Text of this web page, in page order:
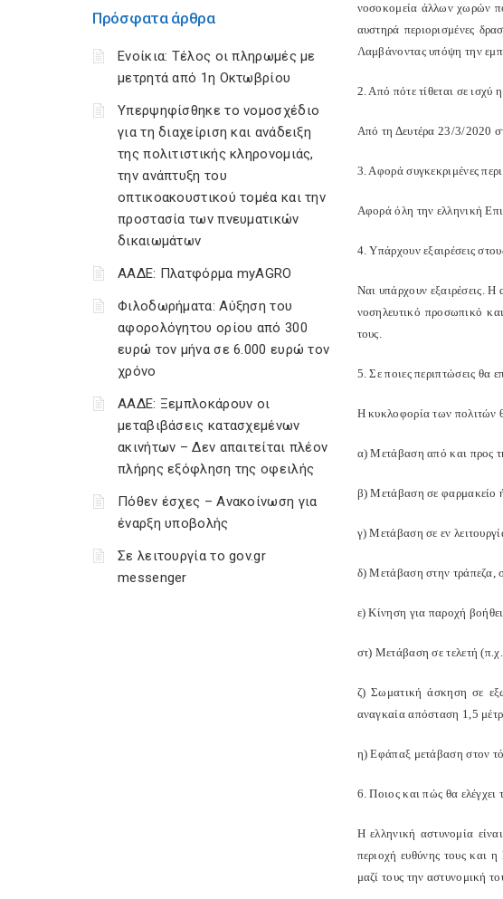
Πρόσφατα άρθρα
Ενοίκια: Τέλος οι πληρωμές με
μετρητά από 1η Οκτωβρίου
Υπερψηφίσθηκε το νομοσχέδιο
για τη διαχείριση και ανάδειξη
της πολιτιστικής κληρονομιάς,
την ανάπτυξη του
οπτικοακουστικού τομέα και την
προστασία των πνευματικών
δικαιωμάτων
ΑΑΔΕ: Πλατφόρμα myAGRO
Φιλοδωρήματα: Αύξηση του
αφορολόγητου ορίου από 300
ευρώ τον μήνα σε 6.000 ευρώ τον
χρόνο
ΑΑΔΕ: Ξεμπλοκάρουν οι
μεταβιβάσεις κατασχεμένων
ακινήτων – Δεν απαιτείται πλέον
πλήρης εξόφληση της οφειλής
Πόθεν έσχες – Ανακοίνωση για
έναρξη υποβολής
Σε λειτουργία το gov.gr
messenger
νοσοκομεία άλλων χωρών
αυστηρά περιορισμένες
Λαμβάνοντας υπόψη την
2. Από πότε τίθεται σε
Από τη Δευτέρα 23/3/2020
3. Αφορά συγκεκριμένες
Αφορά όλη την ελληνική
4. Υπάρχουν εξαιρέσεις
Ναι υπάρχουν εξαιρέσεις.
νοσηλευτικό προσωπικό
τους.
5. Σε ποιες περιπτώσεις θα
Η κυκλοφορία των πολιτών
α) Μετάβαση από και προς
β) Μετάβαση σε φαρμακείο ή
γ) Μετάβαση σε εν
δ) Μετάβαση στην τράπεζα,
ε) Κίνηση για παροχή
στ) Μετάβαση σε τελετή
ζ) Σωματική άσκηση σε
αναγκαία απόσταση 1,5
η) Εφάπαξ μετάβαση στον
6. Ποιος και πώς θα
Η ελληνική αστυνομία
περιοχή ευθύνης τους και
μαζί τους την αστυνομική